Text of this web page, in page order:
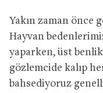
Yakın zaman önce
Hayvan
yaparken, üst
gözlemcide kalıp
bahsediyoruz